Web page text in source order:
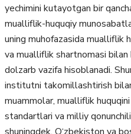
yechimini kutayotgan bir
mualliflik-huquqiy
uning muhofazasida mualliflik
va mualliflik shartnomasi
dolzarb vazifa hisoblanadi.
institutni takomillashtirish
muammolar, mualliflik
standartlari va milliy